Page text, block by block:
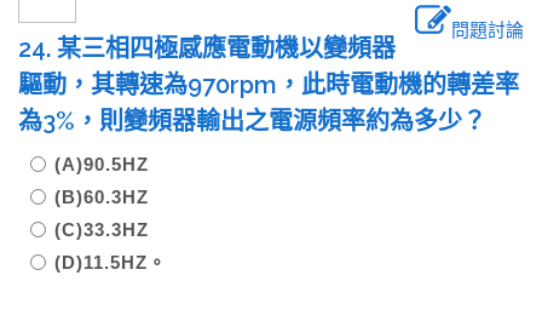
問題討論
24. 某三相四極感應電動機以變頻器
驅動，其轉速為970rpm，此時電動機的轉差率
為3%，則變頻器輸出之電源頻率約為多少？
(A)90.5HZ
(B)60.3HZ
(C)33.3HZ
(D)11.5HZ。